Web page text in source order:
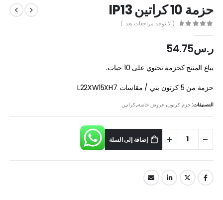
حزمة 10 كراتين IP13
( لا توجد مراجعات بعد. )
ر.س54.75
يباع المنتج كحزمة تحتوي على 10 حبات.
حزمة من 5 كرتون بني / مقاسات L22XW15XH7
التصنيفات:حزم كرتون, عروض خاصة,كراتين
إضافة إلى السلة